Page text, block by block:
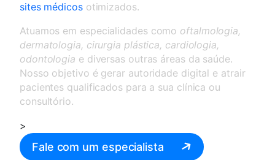
sites médicosotimizados.
Atuamos em especialidades como oftalmologia,
dermatologia, cirurgia plástica, cardiologia,
odontologia e diversas outras áreas da saúde.
Nosso objetivo é gerar autoridade digital e atrair
pacientes qualificados para a sua clínica ou
consultório.
>
Fale com um especialista